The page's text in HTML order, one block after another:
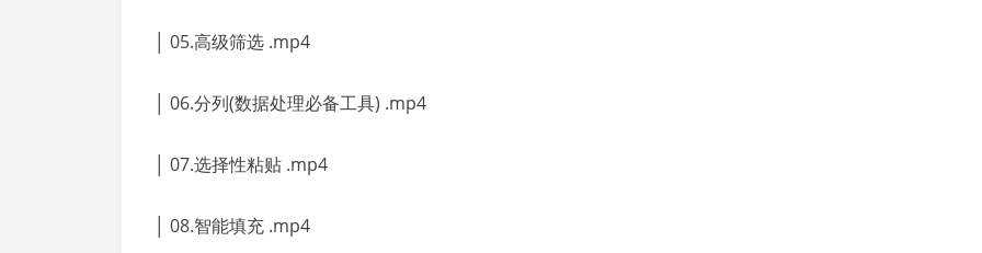
│ 05.高级筛选 .mp4
│ 06.分列(数据处理必备工具) .mp4
│ 07.选择性粘贴 .mp4
│ 08.智能填充 .mp4